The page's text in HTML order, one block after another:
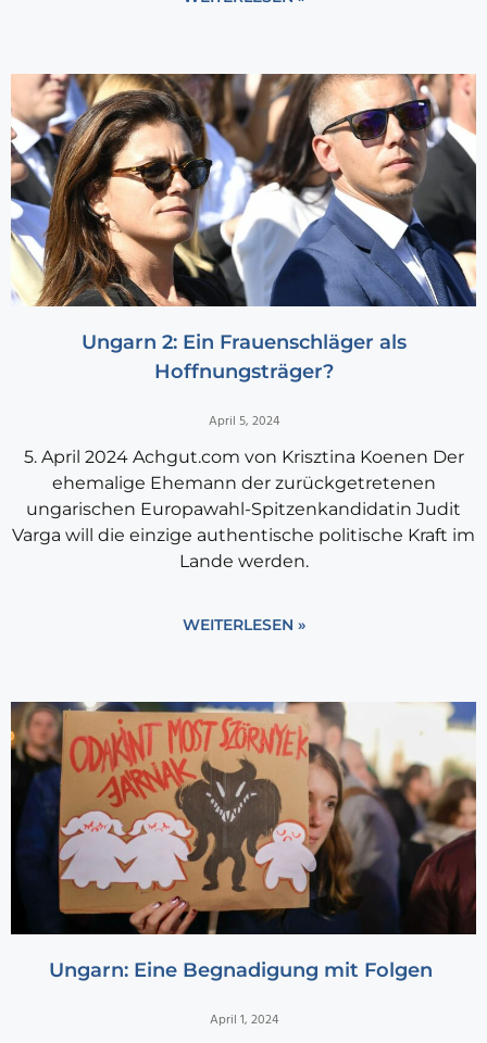
Ungarn 2: Ein Frauenschläger als
Hoffnungsträger?
April 5, 2024
5. April 2024 Achgut.com von Krisztina Koenen Der
ehemalige Ehemann der zurückgetretenen
ungarischen Europawahl-Spitzenkandidatin Judit
Varga will die einzige authentische politische Kraft im
Lande werden.
WEITERLESEN »
Ungarn: Eine Begnadigung mit Folgen
April 1, 2024